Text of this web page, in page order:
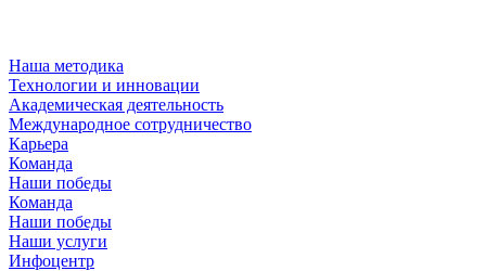
Наша методика
Технологии и инновации
Академическая деятельность
Международное сотрудничество
Карьера
Команда
Наши победы
Команда
Наши победы
Наши услуги
Инфоцентр